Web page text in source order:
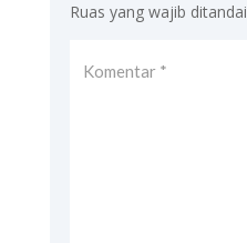
Ruas yang wajib ditandai